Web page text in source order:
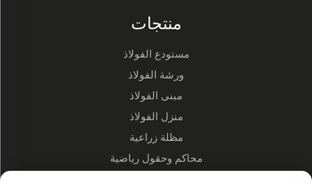
منتجات
مستودع الفولاذ
ورشة الفولاذ
مبنى الفولاذ
منزل الفولاذ
مظلة زراعية
محاكم وحقول رياضية